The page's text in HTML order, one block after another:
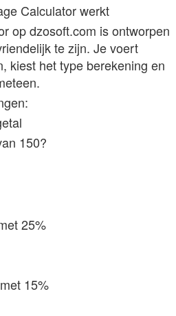
Calculator werkt
op dzosoft.com is ontworpen
te zijn. Je voert
kiest het type berekening en
150?
25%
15%